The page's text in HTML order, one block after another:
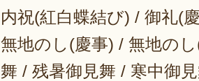
内祝(紅白蝶結び) / 御礼(
無地のし(慶事) / 無地の
舞 / 残暑御見舞 / 寒中御